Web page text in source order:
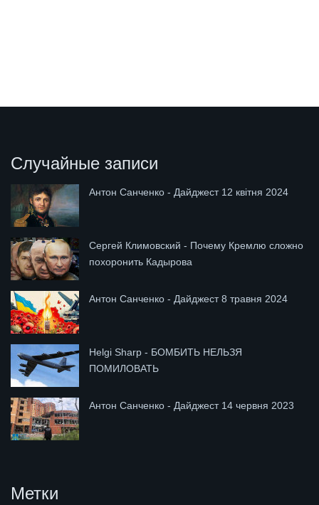
Случайные записи
Антон Санченко - Дайджест 12 квітня 2024
Сергей Климовский - Почему Кремлю сложно
похоронить Кадырова
Антон Санченко - Дайджест 8 травня 2024
Helgi Sharp - БОМБИТЬ НЕЛЬЗЯ
ПОМИЛОВАТЬ
Антон Санченко - Дайджест 14 червня 2023
Метки